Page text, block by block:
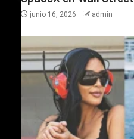
junio 16, 2026 admin